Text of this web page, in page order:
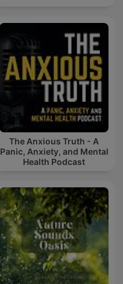
The Anxious Truth - A
Panic, Anxiety, and Mental
Health Podcast